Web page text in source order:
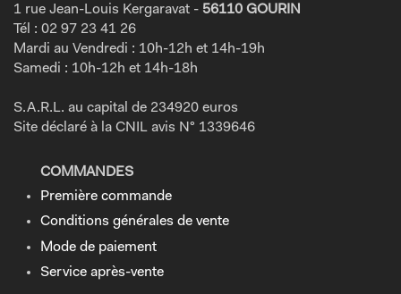
1 rue Jean-Louis Kergaravat - 56110 GOURIN
Tél : 02 97 23 41 26
Mardi au Vendredi : 10h-12h et 14h-19h
Samedi : 10h-12h et 14h-18h
S.A.R.L. au capital de 234920 euros
Site déclaré à la CNIL avis N° 1339646
COMMANDES
Première commande
Conditions générales de vente
Mode de paiement
Service après-vente